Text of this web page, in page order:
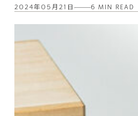
2024年05月21日 6 MIN READ